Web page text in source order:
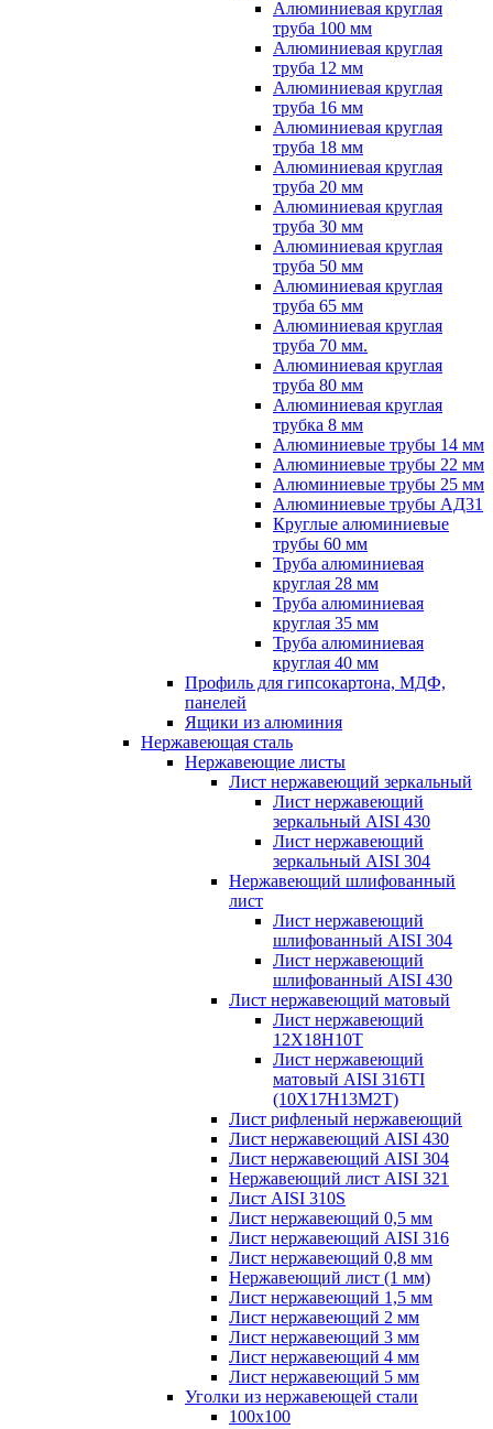
Алюминиевая круглая
труба 100 мм
Алюминиевая круглая
труба 12 мм
Алюминиевая круглая
труба 16 мм
Алюминиевая круглая
труба 18 мм
Алюминиевая круглая
труба 20 мм
Алюминиевая круглая
труба 30 мм
Алюминиевая круглая
труба 50 мм
Алюминиевая круглая
труба 65 мм
Алюминиевая круглая
труба 70 мм.
Алюминиевая круглая
труба 80 мм
Алюминиевая круглая
трубка 8 мм
Алюминиевые трубы 14 мм
Алюминиевые трубы 22 мм
Алюминиевые трубы 25 мм
Алюминиевые трубы АД31
Круглые алюминиевые
трубы 60 мм
Труба алюминиевая
круглая 28 мм
Труба алюминиевая
круглая 35 мм
Труба алюминиевая
круглая 40 мм
Профиль для гипсокартона, МДФ,
панелей
Ящики из алюминия
Нержавеющая сталь
Нержавеющие листы
Лист нержавеющий зеркальный
Лист нержавеющий
зеркальный AISI 430
Лист нержавеющий
зеркальный AISI 304
Нержавеющий шлифованный
лист
Лист нержавеющий
шлифованный AISI 304
Лист нержавеющий
шлифованный AISI 430
Лист нержавеющий матовый
Лист нержавеющий
12X18H10T
Лист нержавеющий
матовый AISI 316TI
(10Х17Н13М2Т)
Лист рифленый нержавеющий
Лист нержавеющий AISI 430
Лист нержавеющий AISI 304
Нержавеющий лист AISI 321
Лист AISI 310S
Лист нержавеющий 0,5 мм
Лист нержавеющий AISI 316
Лист нержавеющий 0,8 мм
Нержавеющий лист (1 мм)
Лист нержавеющий 1,5 мм
Лист нержавеющий 2 мм
Лист нержавеющий 3 мм
Лист нержавеющий 4 мм
Лист нержавеющий 5 мм
Уголки из нержавеющей стали
100х100